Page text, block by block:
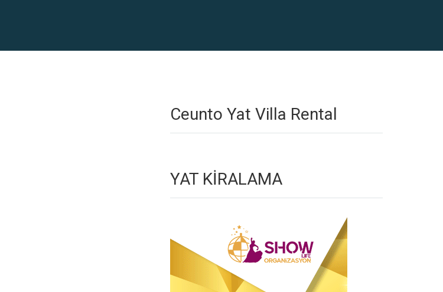
Ceunto Yat Villa Rental
YAT KİRALAMA